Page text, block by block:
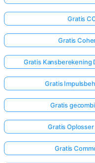
Gratis
Gratis
Gratis Kansberekening
Gratis
Gratis
Gratis
Gratis